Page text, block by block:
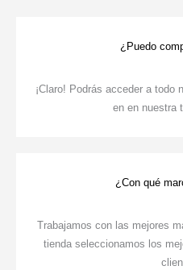
¿Puedo
¡Claro! Podrás acceder a todo
en en nuestra
¿Con qué
Trabajamos con las mejores
tienda seleccionamos los